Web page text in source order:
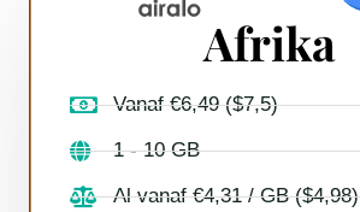
Afrika
Vanaf €6,49 ($7,5)
1 - 10 GB
Al vanaf €4,31 / GB ($4,98)